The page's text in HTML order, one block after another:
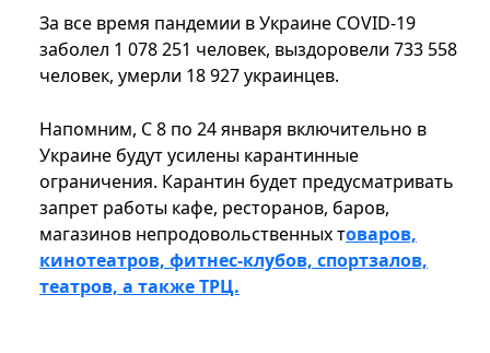
За все время пандемии в Украине COVID-19
заболел 1 078 251 человек, выздоровели 733 558
человек, умерли 18 927 украинцев.
Напомним, С 8 по 24 января включительно в
Украине будут усилены карантинные
ограничения. Карантин будет предусматривать
запрет работы кафе, ресторанов, баров,
магазинов непродовольственных товаров,
кинотеатров, фитнес-клубов, спортзалов,
театров, а также ТРЦ.